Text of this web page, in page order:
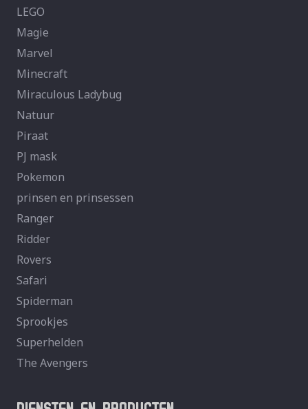
LEGO
Magie
Marvel
Minecraft
Miraculous Ladybug
Natuur
Piraat
PJ mask
Pokemon
prinsen en prinsessen
Ranger
Ridder
Rovers
Safari
Spiderman
Sprookjes
Superhelden
The Avengers